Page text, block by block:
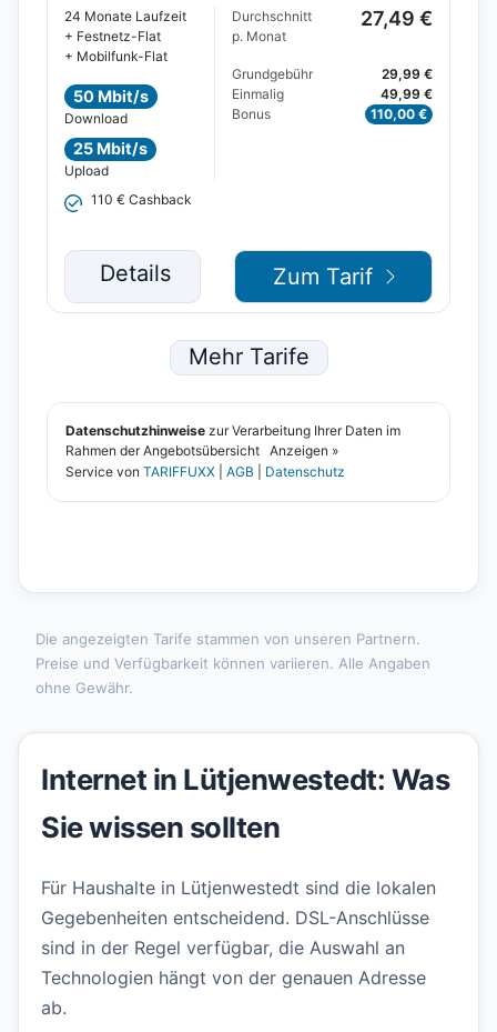
Die angezeigten Tarife stammen von unseren Partnern.
Preise und Verfügbarkeit können variieren. Alle Angaben
ohne Gewähr.
Internet in Lütjenwestedt: Was
Sie wissen sollten
Für Haushalte in Lütjenwestedt sind die lokalen
Gegebenheiten entscheidend. DSL-Anschlüsse
sind in der Regel verfügbar, die Auswahl an
Technologien hängt von der genauen Adresse
ab.